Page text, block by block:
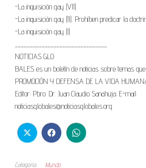
-La inquisición gay (VII).
-La inquisición gay (II). Prohíben predicar la
-La inquisición gay (I)
NOTICIAS GLO
BALES es un boletín de noticias sobre temas
PROMOCIÓN Y DEFENSA DE LA VIDA
Editor: Pbro. Dr. Juan Claudio Sanahuja; E-mail:
noticiasglobales@noticiasglobales.org
Categoría Mundo